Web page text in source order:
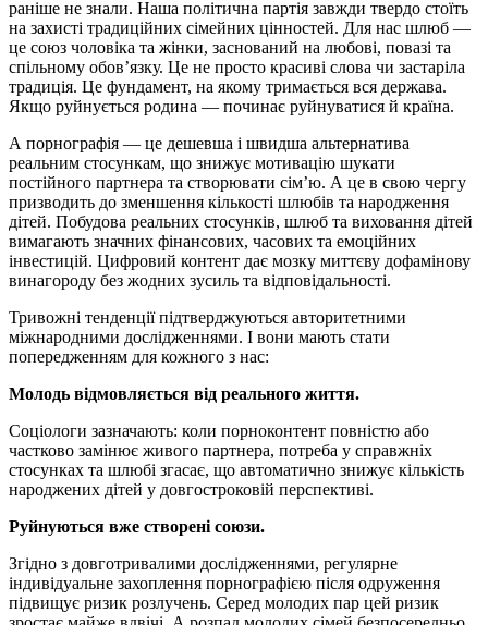
раніше не знали. Наша політична партія завжди твердо стоїть
на захисті традиційних сімейних цінностей. Для нас шлюб —
це союз чоловіка та жінки, заснований на любові, повазі та
спільному обов’язку. Це не просто красиві слова чи застаріла
традиція. Це фундамент, на якому тримається вся держава.
Якщо руйнується родина — починає руйнуватися й країна.
А порнографія — це дешевша і швидша альтернатива
реальним стосункам, що знижує мотивацію шукати
постійного партнера та створювати сім’ю. А це в свою чергу
призводить до зменшення кількості шлюбів та народження
дітей. Побудова реальних стосунків, шлюб та виховання дітей
вимагають значних фінансових, часових та емоційних
інвестицій. Цифровий контент дає мозку миттєву дофамінову
винагороду без жодних зусиль та відповідальності.
Тривожні тенденції підтверджуються авторитетними
міжнародними дослідженнями. І вони мають стати
попередженням для кожного з нас:
Молодь відмовляється від реального життя.
Соціологи зазначають: коли порноконтент повністю або
частково замінює живого партнера, потреба у справжніх
стосунках та шлюбі згасає, що автоматично знижує кількість
народжених дітей у довгостроковій перспективі.
Руйнуються вже створені союзи.
Згідно з довготривалими дослідженнями, регулярне
індивідуальне захоплення порнографією після одруження
підвищує ризик розлучень. Серед молодих пар цей ризик